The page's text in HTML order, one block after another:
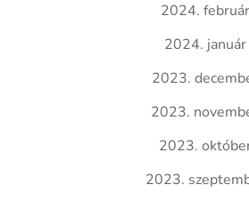
2024. február
2024. január
2023.
2023.
2023.
2023.